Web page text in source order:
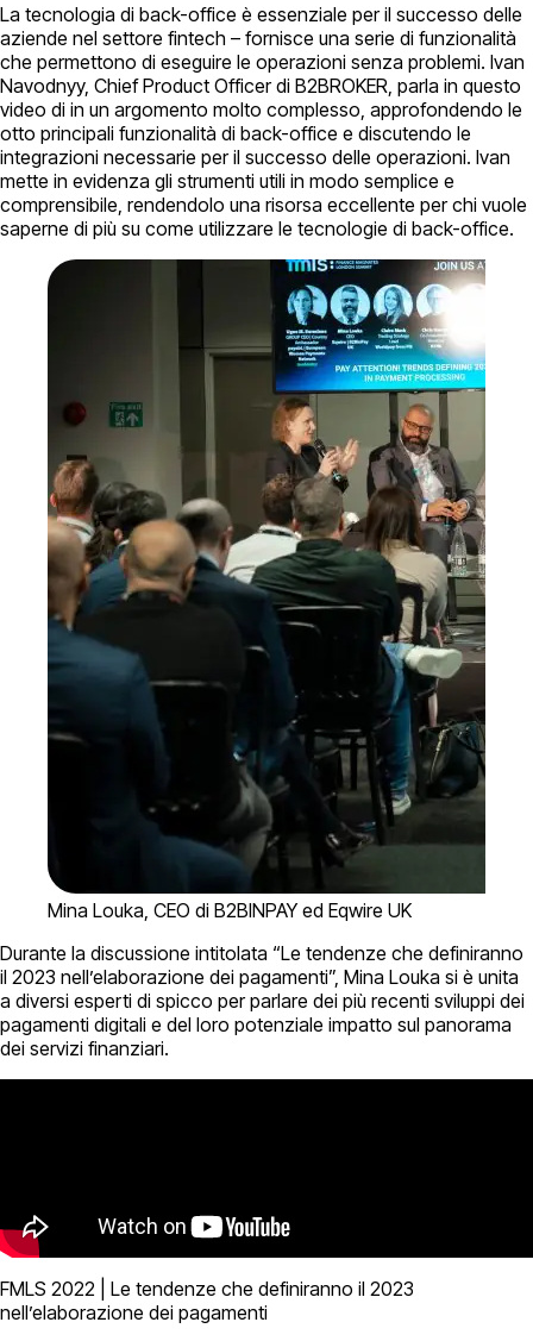
La tecnologia di back-office è essenziale per il successo delle
aziende nel settore fintech – fornisce una serie di funzionalità
che permettono di eseguire le operazioni senza problemi. Ivan
Navodnyy, Chief Product Officer di B2BROKER, parla in questo
video di in un argomento molto complesso, approfondendo le
otto principali funzionalità di back-office e discutendo le
integrazioni necessarie per il successo delle operazioni. Ivan
mette in evidenza gli strumenti utili in modo semplice e
comprensibile, rendendolo una risorsa eccellente per chi vuole
saperne di più su come utilizzare le tecnologie di back-office.
Mina Louka, CEO di B2BINPAY ed Eqwire UK
Durante la discussione intitolata “Le tendenze che definiranno
il 2023 nell’elaborazione dei pagamenti”, Mina Louka si è unita
a diversi esperti di spicco per parlare dei più recenti sviluppi dei
pagamenti digitali e del loro potenziale impatto sul panorama
dei servizi finanziari.
FMLS 2022 | Le tendenze che definiranno il 2023
nell’elaborazione dei pagamenti